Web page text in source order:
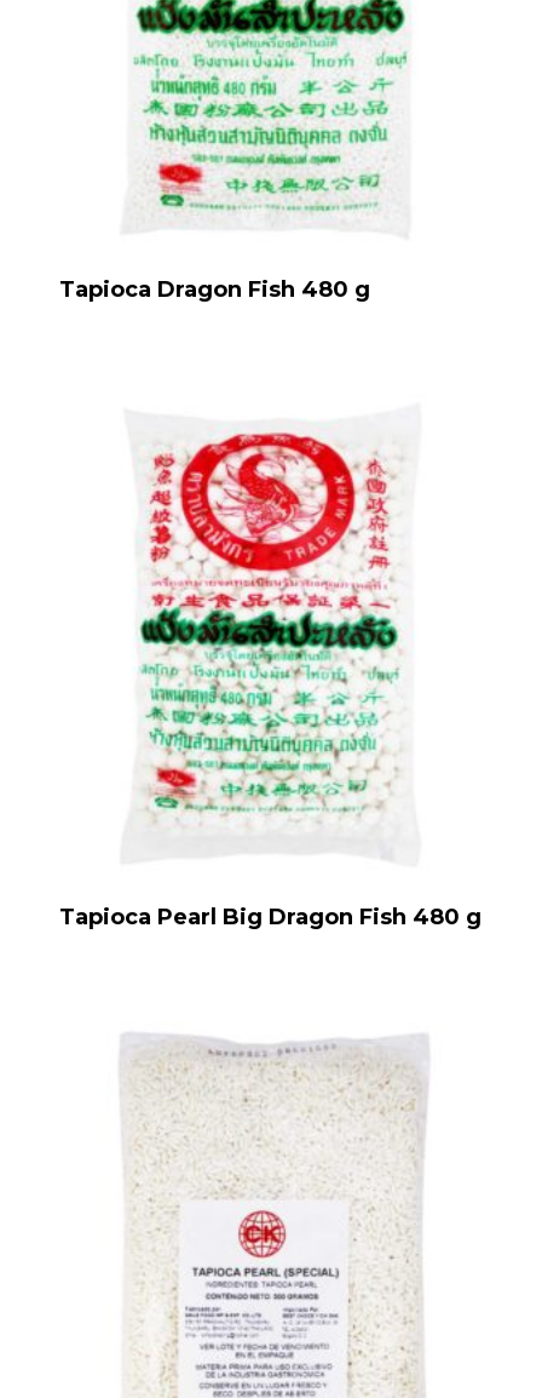
Tapioca Dragon Fish 480 g
Tapioca Pearl Big Dragon Fish 480 g